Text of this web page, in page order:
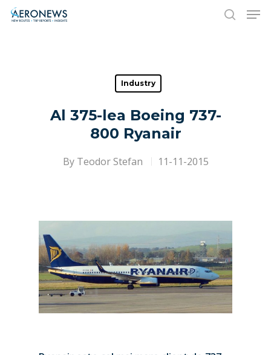
Hit enter to search or ESC to close
Industry
Al 375-lea Boeing 737-
800 Ryanair
By Teodor Stefan 11-11-2015